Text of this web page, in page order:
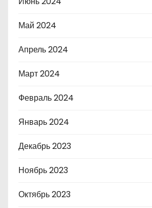
Май 2024
Апрель 2024
Март 2024
Февраль 2024
Январь 2024
Декабрь 2023
Ноябрь 2023
Октябрь 2023